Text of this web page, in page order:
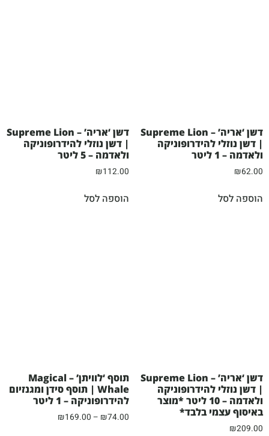
דשן ‘אריה’ – Supreme Lion
| דשן נוזלי להידרופוניקה
ולאדמה – 1 ליטר
₪62.00
הוספה לסל
דשן ‘אריה’ – Supreme Lion
| דשן נוזלי להידרופוניקה
ולאדמה – 5 ליטר
₪112.00
הוספה לסל
דשן ‘אריה’ – Supreme Lion
| דשן נוזלי להידרופוניקה
ולאדמה – 10 ליטר *מוצר
באיסוף עצמי בלבד*
₪209.00
תוסף ‘לוויתן’ – Magical
Whale | תוסף סידן ומגנזיום
להידרופוניקה – 1 ליטר
₪74.00
–
₪169.00